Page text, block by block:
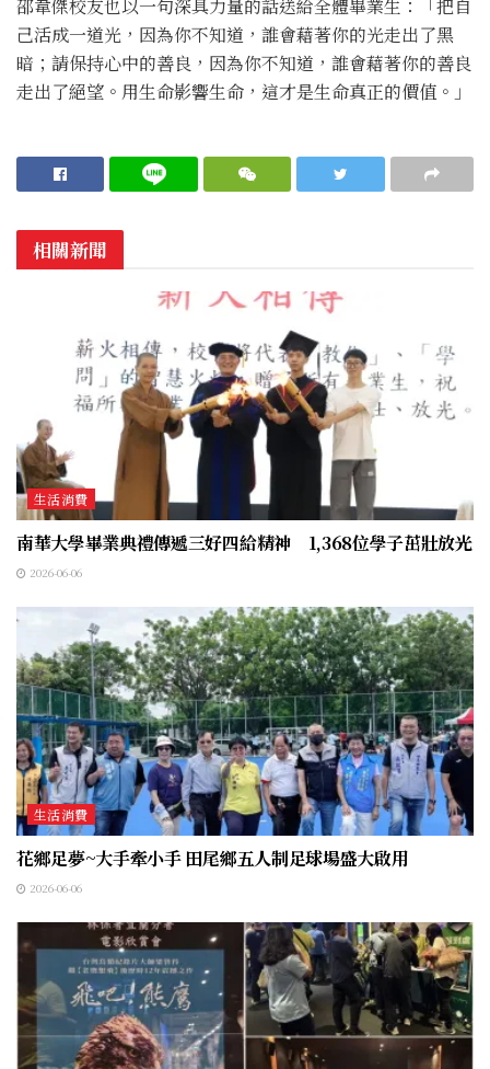
邵韋傑校友也以一句深具力量的話送給全體畢業生：「把自
己活成一道光，因為你不知道，誰會藉著你的光走出了黑
暗；請保持心中的善良，因為你不知道，誰會藉著你的善良
走出了絕望。用生命影響生命，這才是生命真正的價值。」
相關新聞
生活消費
南華大學畢業典禮傳遞三好四給精神 1,368位學子茁壯放光
2026-06-06
生活消費
花鄉足夢~大手牽小手 田尾鄉五人制足球場盛大啟用
2026-06-06